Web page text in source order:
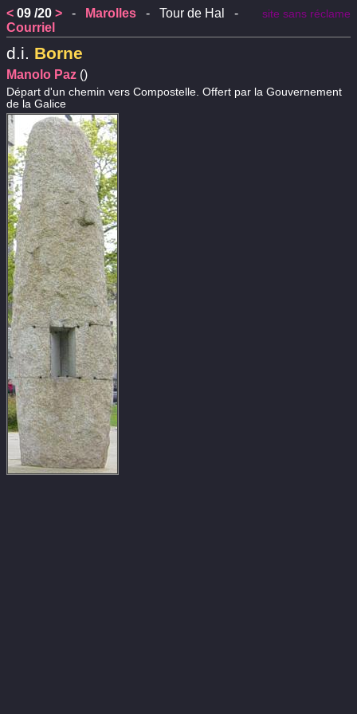
site sans réclame
< 09 /20 > - Marolles - Tour de Hal -
Courriel
d.i. Borne
Manolo Paz ()
Départ d'un chemin vers Compostelle. Offert par la Gouvernement
de la Galice